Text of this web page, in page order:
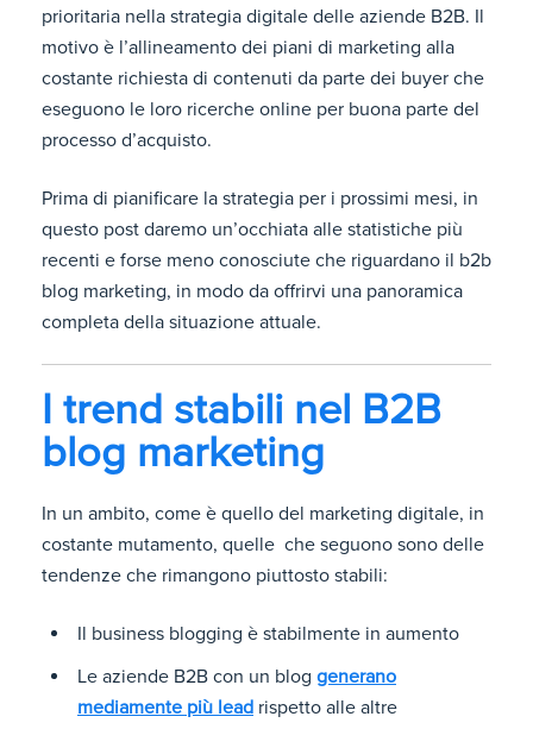
prioritaria nella strategia digitale delle aziende B2B. Il
motivo è l’allineamento dei piani di marketing alla
costante richiesta di contenuti da parte dei buyer che
eseguono le loro ricerche online per buona parte del
processo d’acquisto.
Prima di pianificare la strategia per i prossimi mesi, in
questo post daremo un’occhiata alle statistiche più
recenti e forse meno conosciute che riguardano il b2b
blog marketing, in modo da offrirvi una panoramica
completa della situazione attuale.
I trend stabili nel B2B
blog marketing
In un ambito, come è quello del marketing digitale, in
costante mutamento, quelle che seguono sono delle
tendenze che rimangono piuttosto stabili:
Il business blogging è stabilmente in aumento
Le aziende B2B con un blog generano
mediamente più lead rispetto alle altre